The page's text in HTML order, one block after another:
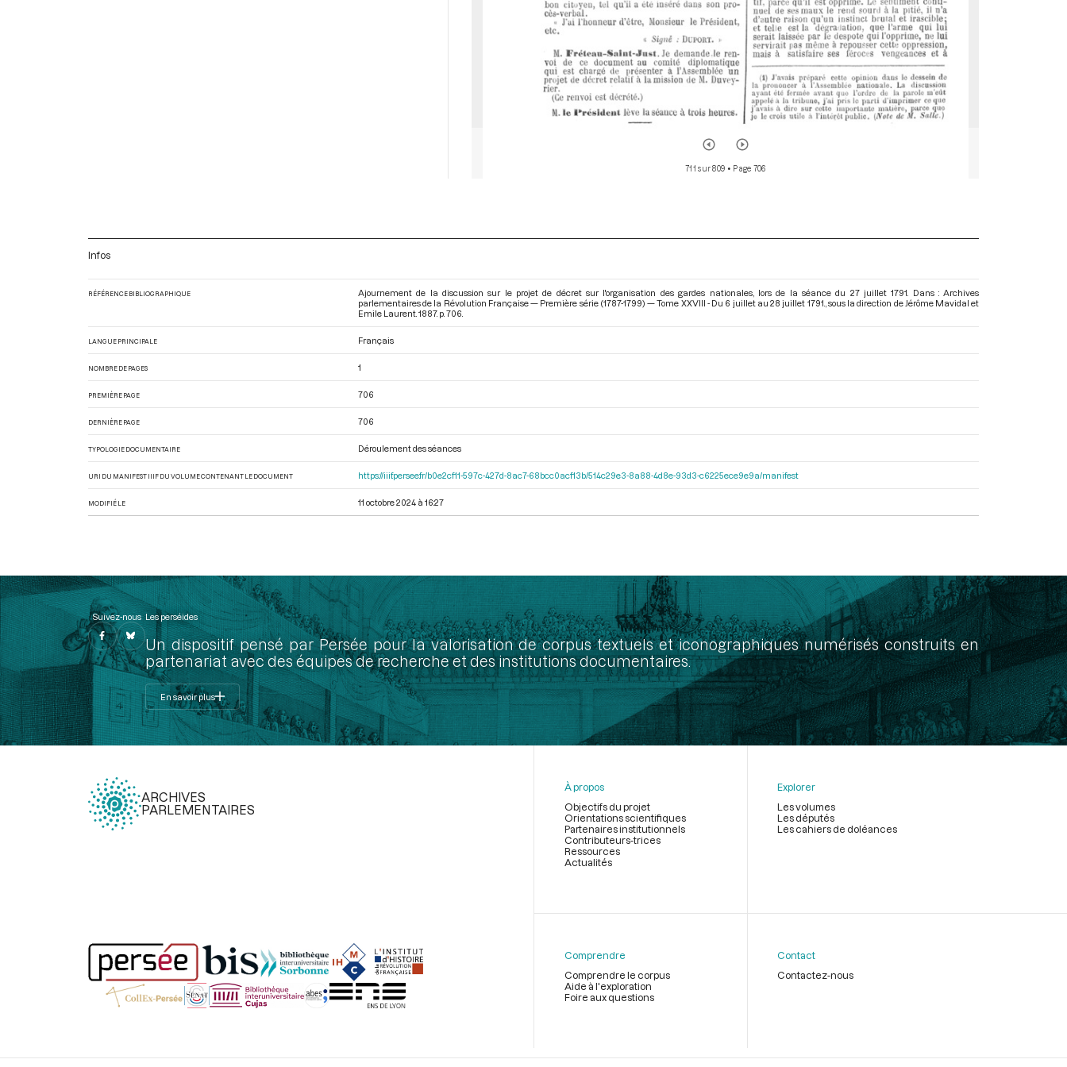
711 sur 809 • Page 706
Infos
RÉFÉRENCE BIBLIOGRAPHIQUE
Ajournement de la discussion sur le projet de décret sur l'organisation des gardes nationales, lors de la séance du 27 juillet 1791. Dans : Archives
parlementaires de la Révolution Française — Première série (1787-1799) — Tome XXVIII - Du 6 juillet au 28 juillet 1791. , sous la direction de Jérôme Mavidal et
Emile Laurent. 1887. p. 706.
LANGUE PRINCIPALE Français
NOMBRE DE PAGES 1
PREMIÈRE PAGE 706
DERNIÈRE PAGE 706
TYPOLOGIE DOCUMENTAIRE Déroulement des séances
URI DU MANIFEST IIIF DU VOLUME CONTENANT LE DOCUMENT https://iiif.persee.fr/b0e2cf11-597c-427d-8ac7-68bcc0acf13b/514c29e3-8a88-4d8e-93d3-c6225ece9e9a/manifest
MODIFIÉ LE 11 octobre 2024 à 16:27
Suivez-nous Les perséides
Un dispositif pensé par Persée pour la valorisation de corpus textuels et iconographiques numérisés construits en
partenariat avec des équipes de recherche et des institutions documentaires.
En savoir plus
ARCHIVES
PARLEMENTAIRES
page
À propos
Objectifs du projet
Orientations scientifiques
Partenaires institutionnels
Contributeurs-trices
Ressources
Actualités
Explorer
Les volumes
Les députés
Les cahiers de doléances
Comprendre
Comprendre le corpus
Aide à l'exploration
Foire aux questions
Contact
Contactez-nous
Légal